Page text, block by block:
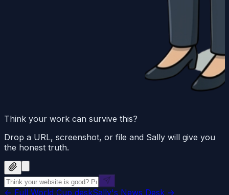
Think your work can survive this?
Drop a URL, screenshot, or file and Sally will give you
the honest truth.
← Full World Cup deskSally's News Desk →